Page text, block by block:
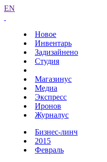
EN
Новое
Инвентарь
Задизайнено
Студия
Магазинус
Медиа
Экспресс
Иронов
Журналус
Бизнес-линч
2015
Февраль